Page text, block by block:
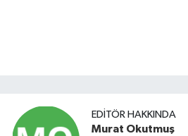
EDITÖR HAKKINDA
Murat Okutmuş